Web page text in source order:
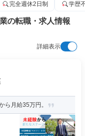
完全週休2日制 学歴
の転職・求人情報
詳細表示
ら月給35万円。